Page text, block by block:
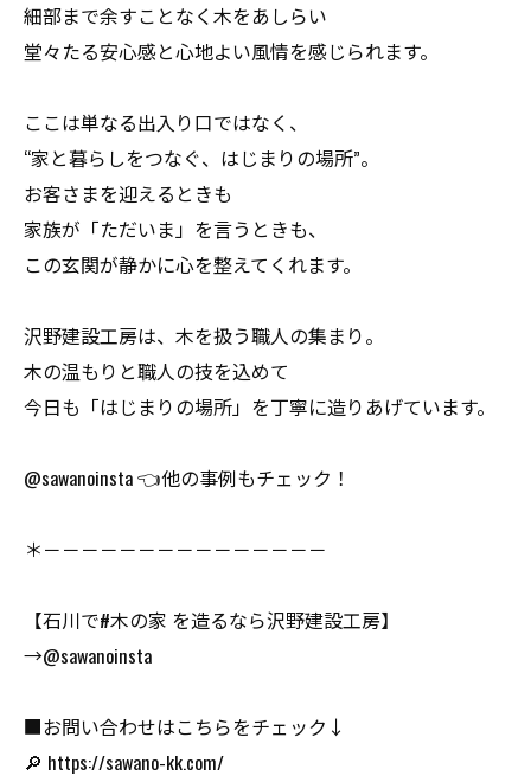
細部まで余すことなく木をあしらい
堂々たる安心感と心地よい風情を感じられます。
ここは単なる出入り口ではなく、
“家と暮らしをつなぐ、はじまりの場所”。
お客さまを迎えるときも
家族が「ただいま」を言うときも、
この玄関が静かに心を整えてくれます。
沢野建設工房は、木を扱う職人の集まり。
木の温もりと職人の技を込めて
今日も「はじまりの場所」を丁寧に造りあげています。
@sawanoinsta 👈他の事例もチェック！
＊－－－－－－－－－－－－－－－
【石川で#木の家 を造るなら沢野建設工房】
→@sawanoinsta
■お問い合わせはこちらをチェック↓
🔎 https://sawano-kk.com/